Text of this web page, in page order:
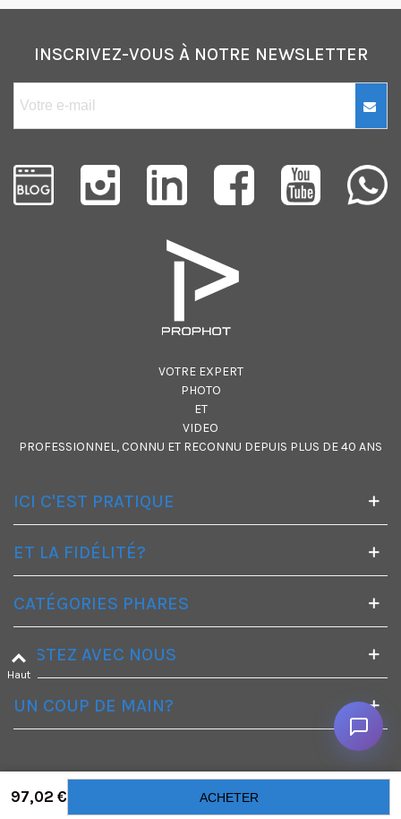
97,02 € ACHETER
INSCRIVEZ-VOUS À NOTRE NEWSLETTER
VOTRE EXPERT
PHOTO
ET
VIDEO
PROFESSIONNEL, CONNU ET RECONNU DEPUIS PLUS DE 40 ANS
ICI C'EST PRATIQUE
ET LA FIDÉLITÉ?
CATÉGORIES PHARES
RESTEZ AVEC NOUS
UN COUP DE MAIN?
Haut